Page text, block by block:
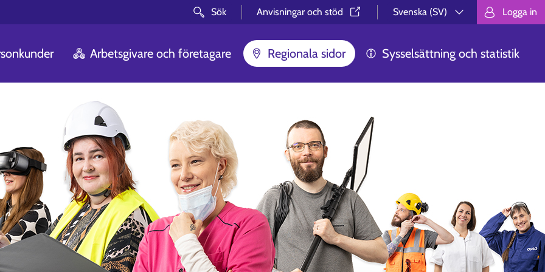
Sök Anvisningar och stöd⁠
Svenska (SV)
Välj språk.
Logga in
Arbetsgivare och företagare Regionala sidor Sysselsättning och statistik